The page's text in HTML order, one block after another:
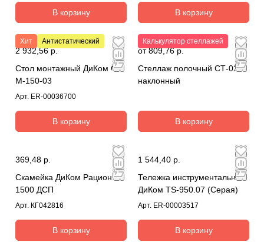
В корзину В корзину
Хит Антистатический
2 932,56 р.
Стол монтажный ДиКом СР-
М-150-03
Арт. ER-00036700
В корзину
Калькулятор стеллажей
от 809,76 р.
Стеллаж полочный СТ-023
наклонный
В корзину
369,48 р.
Скамейка ДиКом Рационал
1500 ДСП
Арт. КГ042816
В корзину
1 544,40 р.
Тележка инструментальная
ДиКом TS-950.07 (Серая)
Арт. ER-00003517
В корзину